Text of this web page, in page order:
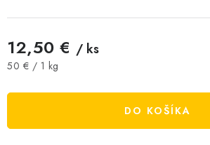
Kontakty
Doprava a platba
Najčastejšie
Fotogaléria
Vrátenie tovaru, výmena a reklamácie
12,50 € / ks
Jednotková cena:
50 € / 1 kg
DO KOŠÍKA